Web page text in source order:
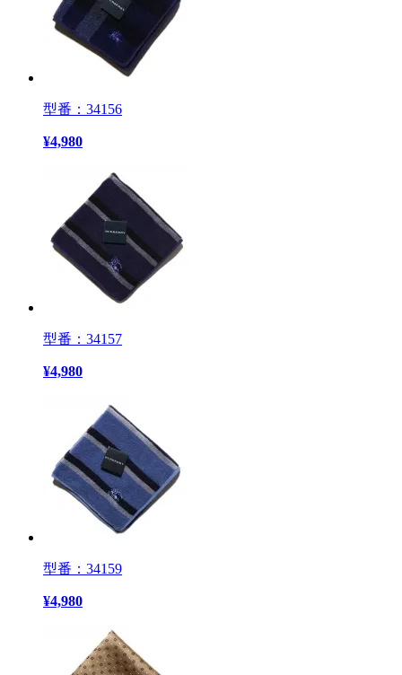
型番：34156
¥4,980
型番：34157
¥4,980
型番：34159
¥4,980